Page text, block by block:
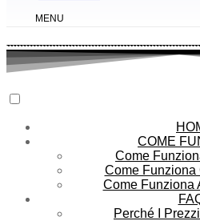
MENU
COME
Come
Come Funziona
Come Funziona
Perché I